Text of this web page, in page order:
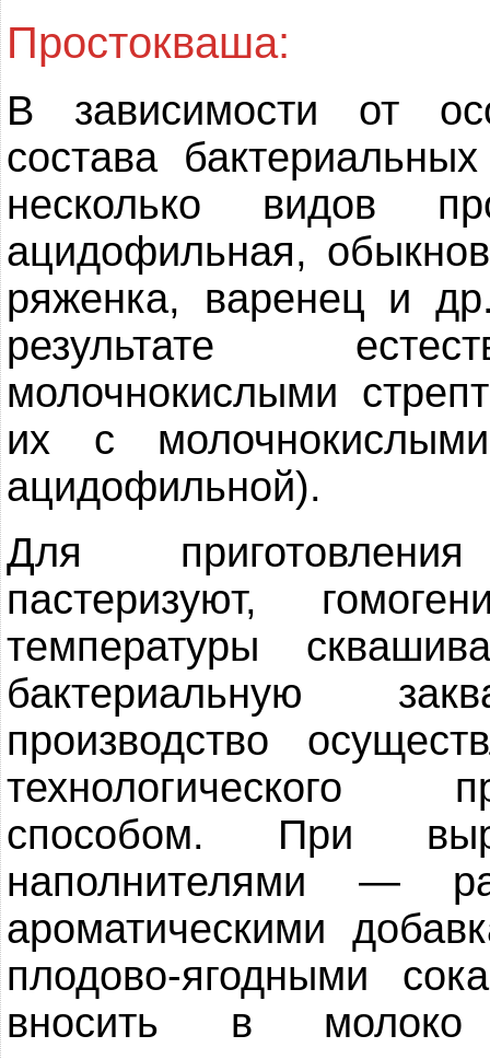
Простокваша:
В зависимости от
состава
несколько видов
ацидофильная,
ряженка, варенец и
результате
молочнокислыми
их с
ацидофильной).
Для
пастеризуют,
температуры
бактериальную
производство
технологического
способом. При
наполнителями —
ароматическими
плодово-ягодными
вносить в